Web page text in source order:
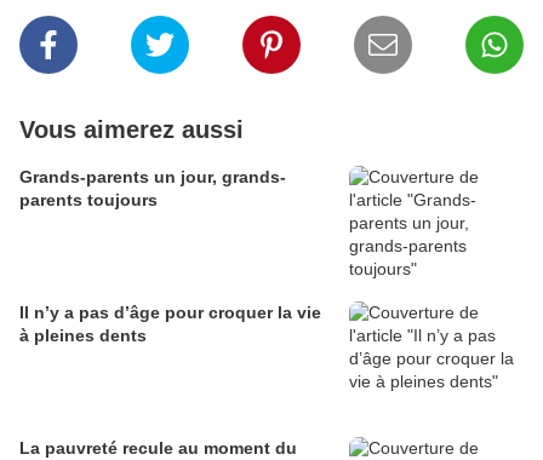
Vous aimerez aussi
Grands-parents un jour, grands-
parents toujours
Il n’y a pas d’âge pour croquer la vie
à pleines dents
La pauvreté recule au moment du